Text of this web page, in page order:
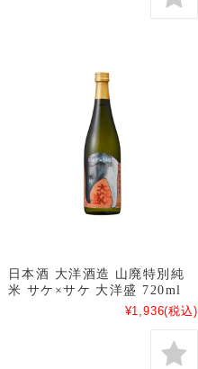
日本酒 大洋酒造 山廃特別純
米 サケ×サケ 大洋盛 720ml
¥1,936(税込)